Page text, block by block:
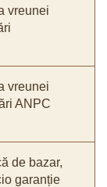
vreunei
vreunei
ANPC
de bazar,
garanție